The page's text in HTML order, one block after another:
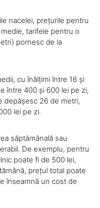
nacelei, prețurile pentru
tarifele pentru o
pornesc de la
cu înălțimi între 16 și
între 400 și 600 lei pe zi,
depășesc 26 de metri,
lei pe zi.
săptămânală sau
De exemplu, pentru
poate fi de 500 lei,
prețul total poate
înseamnă un cost de